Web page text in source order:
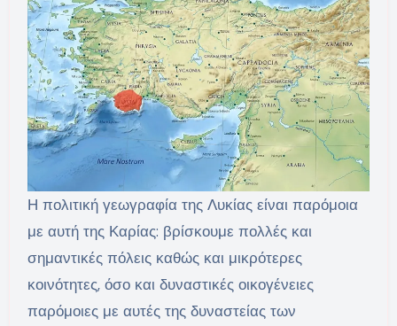
Η πολιτική γεωγραφία της Λυκίας είναι παρόμοια
με αυτή της Καρίας: βρίσκουμε πολλές και
σημαντικές πόλεις καθώς και μικρότερες
κοινότητες, όσο και δυναστικές οικογένειες
παρόμοιες με αυτές της δυναστείας των